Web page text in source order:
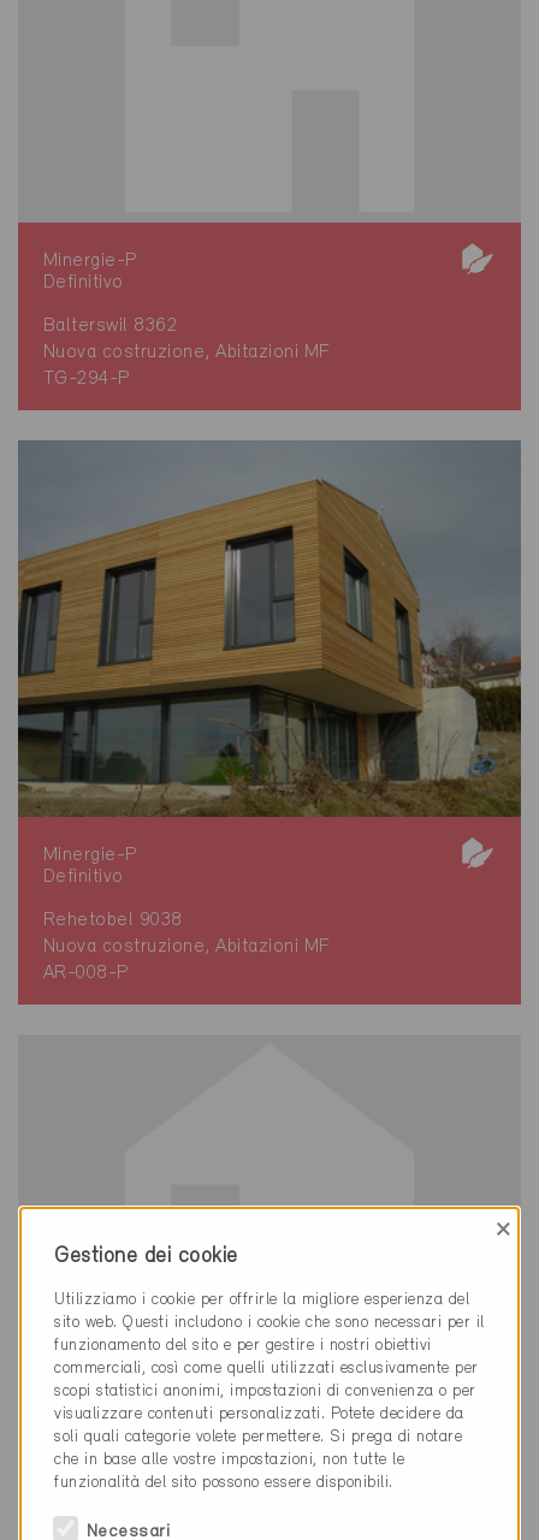
Minergie-P
Definitivo
Balterswil 8362
Nuova costruzione, Abitazioni MF
TG-294-P
Minergie-P
Definitivo
Rehetobel 9038
Nuova costruzione, Abitazioni MF
AR-008-P
Minergie
Definitivo
Trogen 9043
Gestione dei cookie
×
Utilizziamo i cookie per offrirle la migliore esperienza del
sito web. Questi includono i cookie che sono necessari per il
funzionamento del sito e per gestire i nostri obiettivi
commerciali, così come quelli utilizzati esclusivamente per
scopi statistici anonimi, impostazioni di convenienza o per
visualizzare contenuti personalizzati. Potete decidere da
soli quali categorie volete permettere. Si prega di notare
che in base alle vostre impostazioni, non tutte le
funzionalità del sito possono essere disponibili.
Necessari